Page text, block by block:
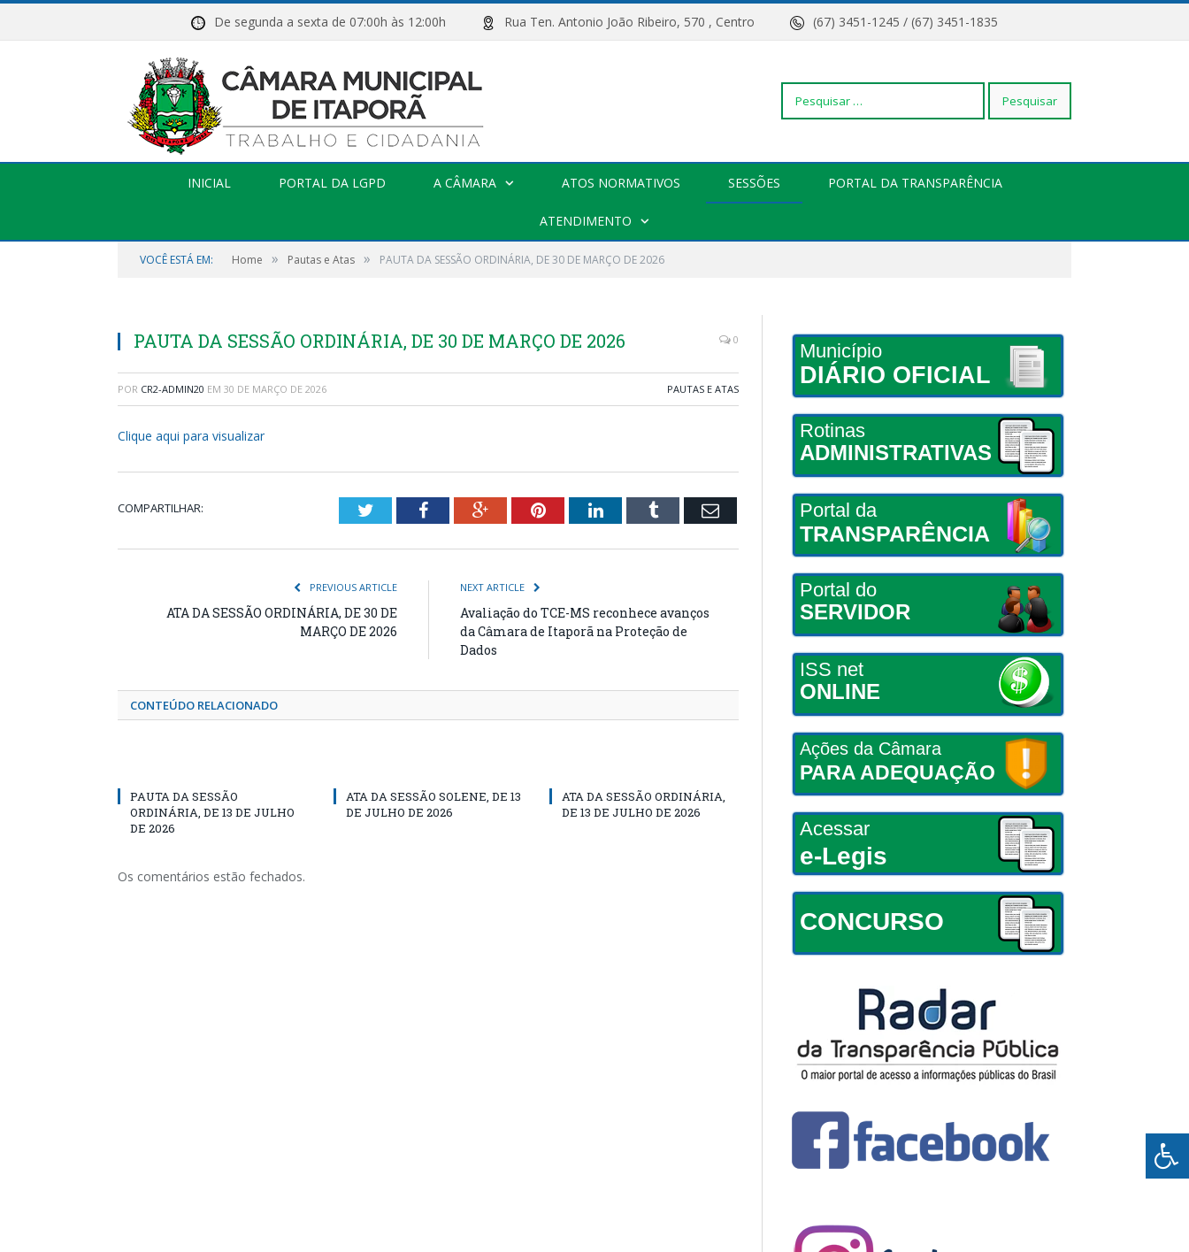
De segunda a sexta de 07:00h às 12:00h Rua Ten. Antonio João Ribeiro, 570 , Centro (67) 3451-1245 / (67) 3451-1835
Pesquisar
INICIAL PORTAL DA LGPD A CÂMARA ATOS NORMATIVOS SESSÕES PORTAL DA TRANSPARÊNCIA
ATENDIMENTO
VOCÊ ESTÁ EM: Home » Pautas e Atas » PAUTA DA SESSÃO ORDINÁRIA, DE 30 DE MARÇO DE 2026
PAUTA DA SESSÃO ORDINÁRIA, DE 30 DE MARÇO DE 2026 0
POR CR2-ADMIN20 EM 30 DE MARÇO DE 2026 PAUTAS E ATAS
Clique aqui para visualizar
COMPARTILHAR: TwitterFacebookGoogle+PinterestLinkedInTumblr Email
PREVIOUS ARTICLE
ATA DA SESSÃO ORDINÁRIA, DE 30 DE
MARÇO DE 2026
NEXT ARTICLE
Avaliação do TCE-MS reconhece avanços
da Câmara de Itaporã na Proteção de
Dados
CONTEÚDO RELACIONADO
PAUTA DA SESSÃO
ORDINÁRIA, DE 13 DE JULHO
DE 2026
ATA DA SESSÃO SOLENE, DE 13
DE JULHO DE 2026
ATA DA SESSÃO ORDINÁRIA,
DE 13 DE JULHO DE 2026
Os comentários estão fechados.
Município
DIÁRIO OFICIAL
Rotinas
ADMINISTRATIVAS
Portal da
TRANSPARÊNCIA
Portal do
SERVIDOR
ISS net
ONLINE
Ações da Câmara
PARA ADEQUAÇÃO
Acessar
e-Legis
CONCURSO